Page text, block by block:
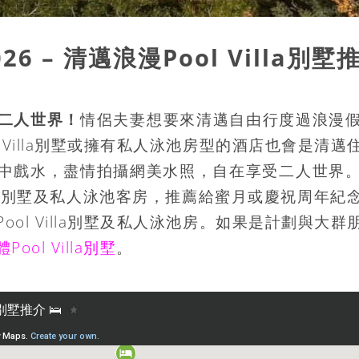
– 清邁浪漫Pool Villa別墅
人世界！情侶夫妻想要來清邁自由行度過浪漫
別墅或擁有私人泳池房型的酒店也會是清邁
戲水，盡情拍攝網美水照，自在享受二人世界
墅及私人泳池客房，推薦給蜜月或慶祝周年紀
Villa別墅及私人泳池房。如果是計劃與大群
Pool Villa別墅。